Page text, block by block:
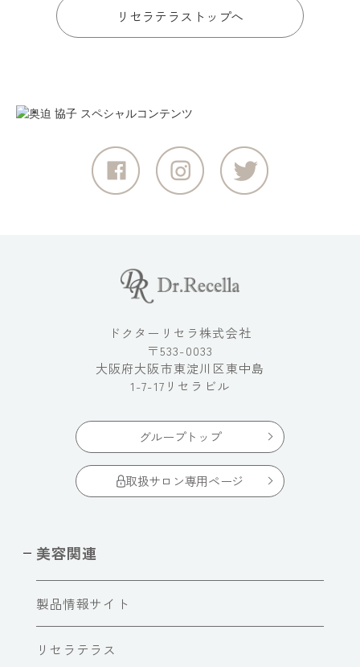
リセラテラストップへ
ドクターリセラ株式会社
〒533-0033
大阪府大阪市東淀川区東中島
1-7-17リセラビル
グループトップ
取扱サロン専用ページ
美容関連
製品情報サイト
リセラテラス